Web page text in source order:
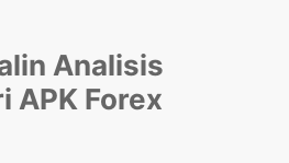
Analisis
APK Forex